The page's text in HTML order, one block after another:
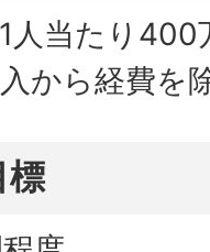
人当たり400
から経費を
標